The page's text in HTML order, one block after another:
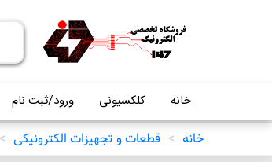
خانه کلکسیونی ورود/ثبت نام
خانه > قطعات و تجهیزات الکترونیکی >